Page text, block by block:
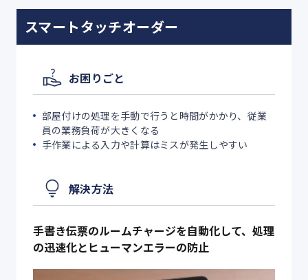
スマートタッチオーダー
お困りごと
部屋付けの処理を手動で行うと時間がかかり、従業
員の業務負荷が大きくなる
手作業による入力や計算はミスが発生しやすい
解決方法
手書き伝票のルームチャージを自動化して、処理
の迅速化とヒューマンエラーの防止